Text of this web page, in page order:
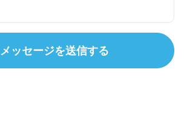
メッセージを送信する